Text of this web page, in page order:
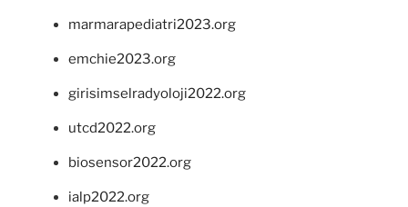
marmarapediatri2023.org
emchie2023.org
girisimselradyoloji2022.org
utcd2022.org
biosensor2022.org
ialp2022.org